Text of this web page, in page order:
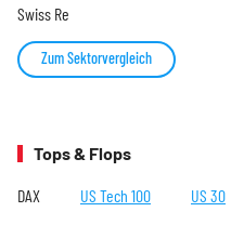
Swiss Re
Zum Sektorvergleich
Tops & Flops
DAX US Tech 100 US 30